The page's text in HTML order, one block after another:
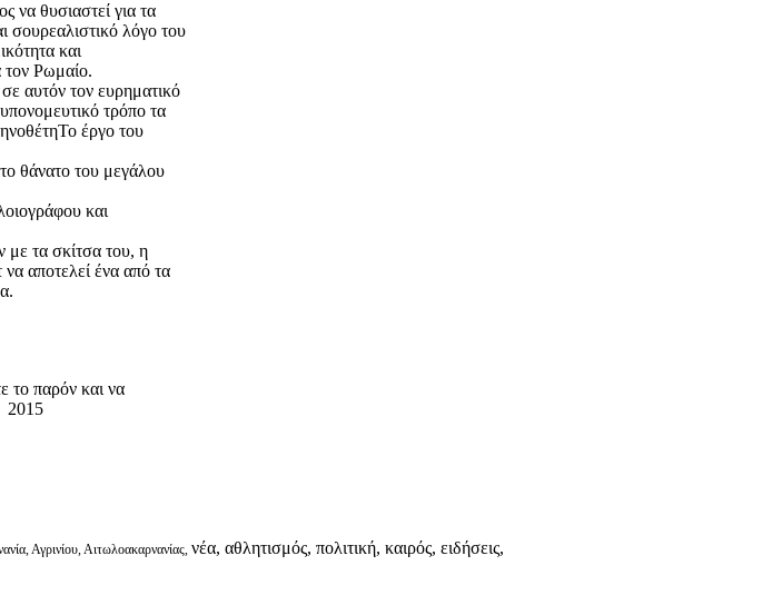
να θυσιαστεί για τα
σουρεαλιστικό λόγο του
και
τον Ρωμαίο.
αυτόν τον ευρηματικό
τρόπο τα
έργο του
θάνατο του μεγάλου
και
με τα σκίτσα του, η
να αποτελεί ένα από τα
το παρόν και να
2015
Αγρινίου, Αιτωλοακαρνανίας, νέα, αθλητισμός, πολιτική, καιρός, ειδήσεις,